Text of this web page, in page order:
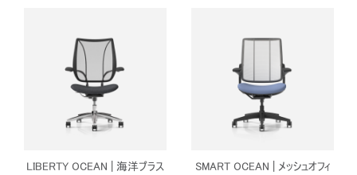
LIBERTY OCEAN | 海洋プラス
SMART OCEAN | メッシュオフィ